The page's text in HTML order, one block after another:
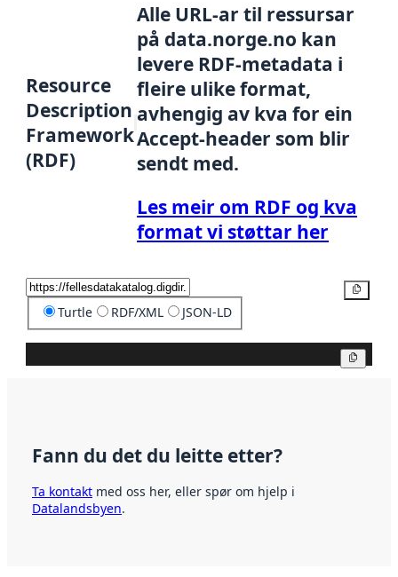
Resource
Description
Framework
(RDF)
Alle URL-ar til ressursar
på data.norge.no kan
levere RDF-metadata i
fleire ulike format,
avhengig av kva for ein
Accept-header som blir
sendt med.
Les meir om RDF og kva
format vi støttar her
Turtle RDF/XML JSON-LD
Fann du det du leitte etter?
Ta kontakt med oss her, eller spør om hjelp i
Datalandsbyen.